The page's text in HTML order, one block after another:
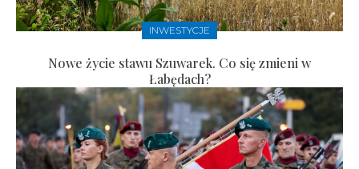
INWESTYCJE
Nowe życie stawu Szuwarek. Co się zmieni w
Łabędach?